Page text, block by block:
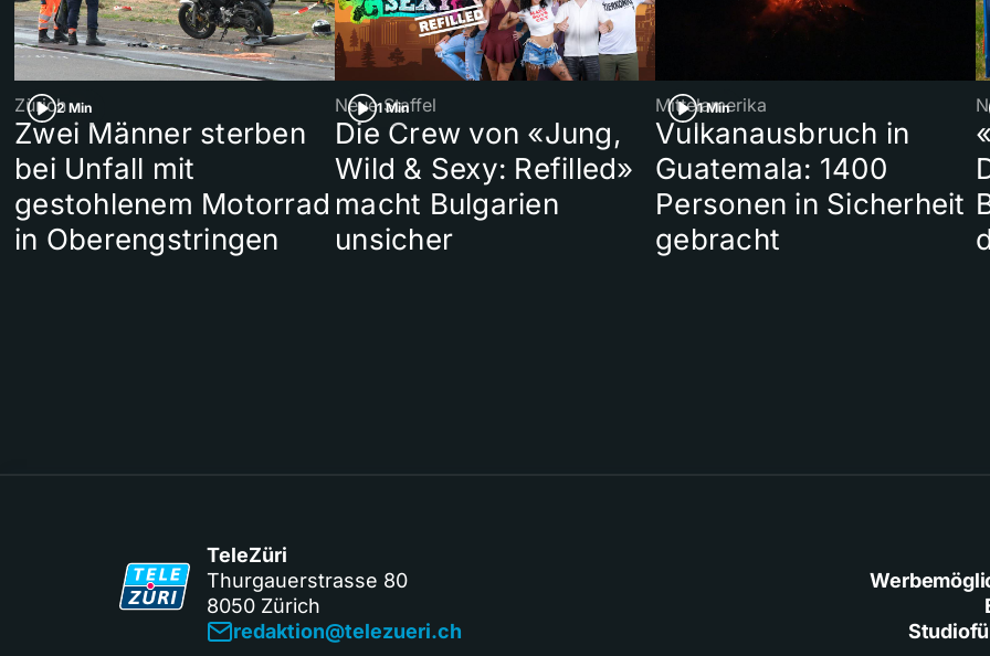
2 Min
Zürich
Zwei Männer sterben
bei Unfall mit
gestohlenem Motorrad
in Oberengstringen
1 Min
Neue Staffel
Die Crew von «Jung,
Wild & Sexy: Refilled»
macht Bulgarien
unsicher
1 Min
Mittelamerika
Vulkanausbruch in
Guatemala: 1400
Personen in Sicherheit
gebracht
TeleZüri
Thurgauerstrasse 80
8050 Zürich
redaktion@telezueri.ch